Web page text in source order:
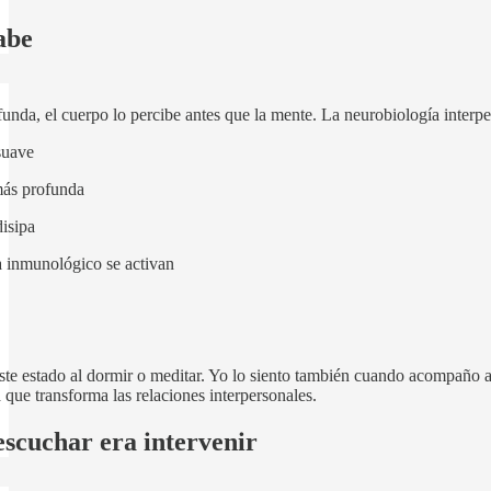
el cuerpo lo percibe antes que la mente. La neurobiología
profunda
inmunológico se activan
estado al dormir o meditar. Yo lo siento también cuando
transforma las relaciones interpersonales.
era intervenir